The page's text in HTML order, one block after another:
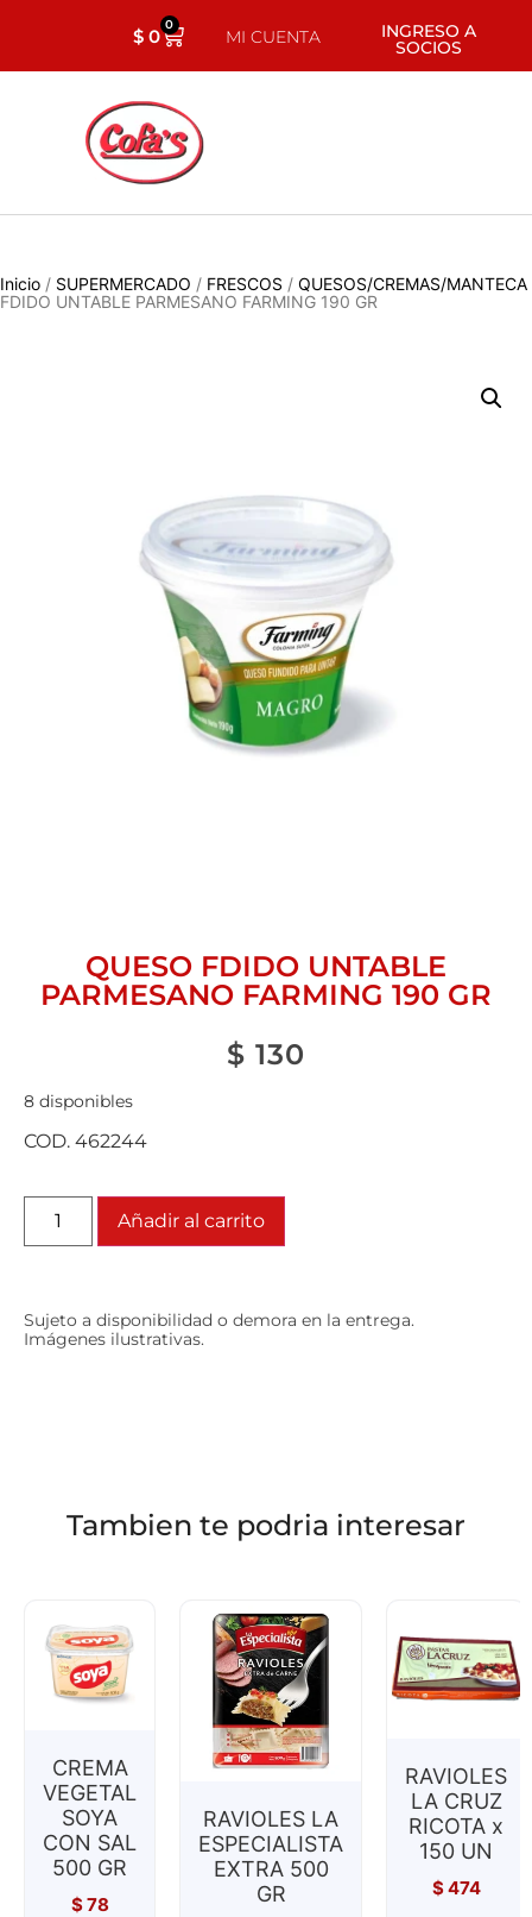
$0 0
MI CUENTA INGRESO A
SOCIOS
Inicio / SUPERMERCADO / FRESCOS / QUESOS/CREMAS/MANTECA
FDIDO UNTABLE PARMESANO FARMING 190 GR
QUESO FDIDO UNTABLE
PARMESANO FARMING 190 GR
$ 130
8 disponibles
COD. 462244
Añadir al carrito
Sujeto a disponibilidad o demora en la entrega.
Imágenes ilustrativas.
Tambien te podria interesar
CREMA
VEGETAL
SOYA
CON SAL
500 GR
$78
RAVIOLES LA
ESPECIALISTA
EXTRA 500
GR
RAVIOLES
LA CRUZ
RICOTA x
150 UN
$474